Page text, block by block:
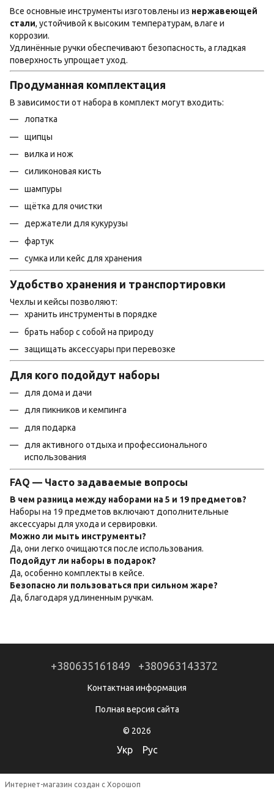
Все основные инструменты изготовлены из нержавеющей
стали, устойчивой к высоким температурам, влаге и
коррозии.
Удлинённые ручки обеспечивают безопасность, а гладкая
поверхность упрощает уход.
Продуманная комплектация
В зависимости от набора в комплект могут входить:
лопатка
щипцы
вилка и нож
силиконовая кисть
шампуры
щётка для очистки
держатели для кукурузы
фартук
сумка или кейс для хранения
Удобство хранения и транспортировки
Чехлы и кейсы позволяют:
хранить инструменты в порядке
брать набор с собой на природу
защищать аксессуары при перевозке
Для кого подойдут наборы
для дома и дачи
для пикников и кемпинга
для подарка
для активного отдыха и профессионального
использования
FAQ — Часто задаваемые вопросы
В чем разница между наборами на 5 и 19 предметов?
Наборы на 19 предметов включают дополнительные
аксессуары для ухода и сервировки.
Можно ли мыть инструменты?
Да, они легко очищаются после использования.
Подойдут ли наборы в подарок?
Да, особенно комплекты в кейсе.
Безопасно ли пользоваться при сильном жаре?
Да, благодаря удлиненным ручкам.
+380635161849 +380963143372
Контактная информация
Полная версия сайта
© 2026
Укр Рус
Интернет-магазин создан с Хорошоп